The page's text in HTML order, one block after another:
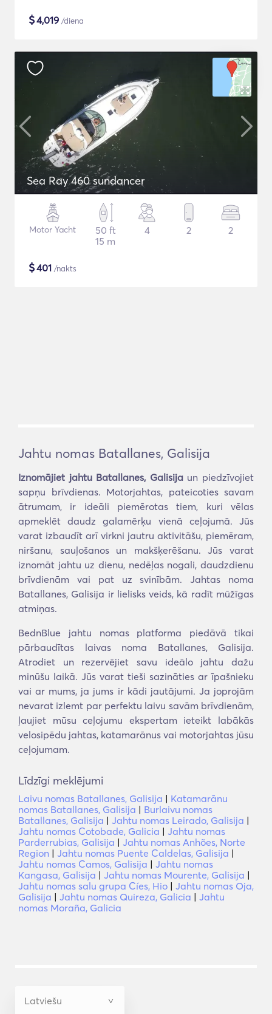
$4,019 /diena
Sea Ray 460 sundancer
Motor Yacht
50 ft
15 m
4 2 2
$401 /nakts
Jahtu nomas Batallanes, Galisija
Iznomājiet jahtu Batallanes, Galisijaun piedzīvojiet
sapņu brīvdienas. Motorjahtas, pateicoties savam
ātrumam, ir ideāli piemērotas tiem, kuri vēlas
apmeklēt daudz galamērķu vienā ceļojumā. Jūs
varat izbaudīt arī virkni jautru aktivitāšu, piemēram,
niršanu, sauļošanos un makšķerēšanu. Jūs varat
iznomāt jahtu uz dienu, nedēļas nogali, daudzdienu
brīvdienām vai pat uz svinībām. Jahtas noma
Batallanes, Galisija ir lielisks veids, kā radīt mūžīgas
atmiņas.
BednBlue jahtu nomas platforma piedāvā tikai
pārbaudītas laivas noma Batallanes, Galisija.
Atrodiet un rezervējiet savu ideālo jahtu dažu
minūšu laikā. Jūs varat tieši sazināties ar īpašnieku
vai ar mums, ja jums ir kādi jautājumi. Ja joprojām
nevarat izlemt par perfektu laivu savām brīvdienām,
ļaujiet mūsu ceļojumu ekspertam ieteikt labākās
velosipēdu jahtas, katamarānus vai motorjahtas jūsu
ceļojumam.
Līdzīgi meklējumi
Laivu nomas Batallanes, Galisija | Katamarānu
nomas Batallanes, Galisija | Burlaivu nomas
Batallanes, Galisija | Jahtu nomas Leirado, Galisija |
Jahtu nomas Cotobade, Galicia | Jahtu nomas
Parderrubias, Galisija | Jahtu nomas Anhões, Norte
Region | Jahtu nomas Puente Caldelas, Galisija |
Jahtu nomas Camos, Galisija | Jahtu nomas
Kangasa, Galisija | Jahtu nomas Mourente, Galisija |
Jahtu nomas salu grupa Cíes, Hio | Jahtu nomas Oja,
Galisija | Jahtu nomas Quireza, Galicia | Jahtu
nomas Moraña, Galicia